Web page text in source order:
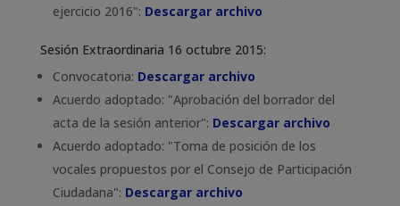
ejercicio 2016": Descargar archivo
Sesión Extraordinaria 16 octubre 2015:
Convocatoria: Descargar archivo
Acuerdo adoptado: "Aprobación del borrador del
acta de la sesión anterior": Descargar archivo
Acuerdo adoptado: "Toma de posición de los
vocales propuestos por el Consejo de Participación
Ciudadana": Descargar archivo